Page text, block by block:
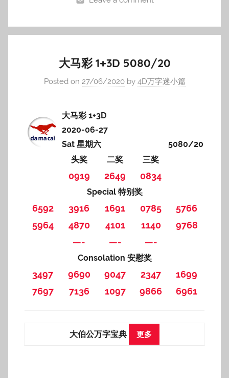
大马彩 1+3D 5080/20
Posted on 27/06/2020by 4D万字迷小篇
大马彩 1+3D
2020-06-27
Sat 星期六
5080/20
头奖
二奖 三奖
0919 2649 0834
Special 特别奖
6592 3916 1691 0785
5766
5964
4870 4101 1140
9768
—-
—- —-
Consolation 安慰奖
3497 9690 9047 2347
1699
7697
7136 1097 9866 6961
大伯公万字宝典 更多